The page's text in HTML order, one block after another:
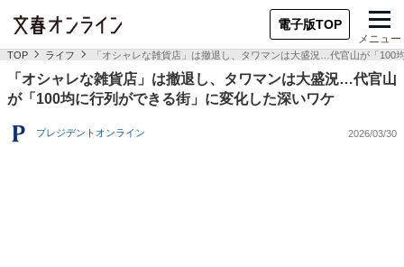
電子版TOP
メニュー
TOP ライフ 「オシャレな雑貨店」は撤退し、タワマンは大盛況…代官山が「100
「オシャレな雑貨店」は撤退し、タワマンは大盛況…代官山
が「100均に行列ができる街」に変化した深いワケ
プレジデントオンライン 2026/03/30